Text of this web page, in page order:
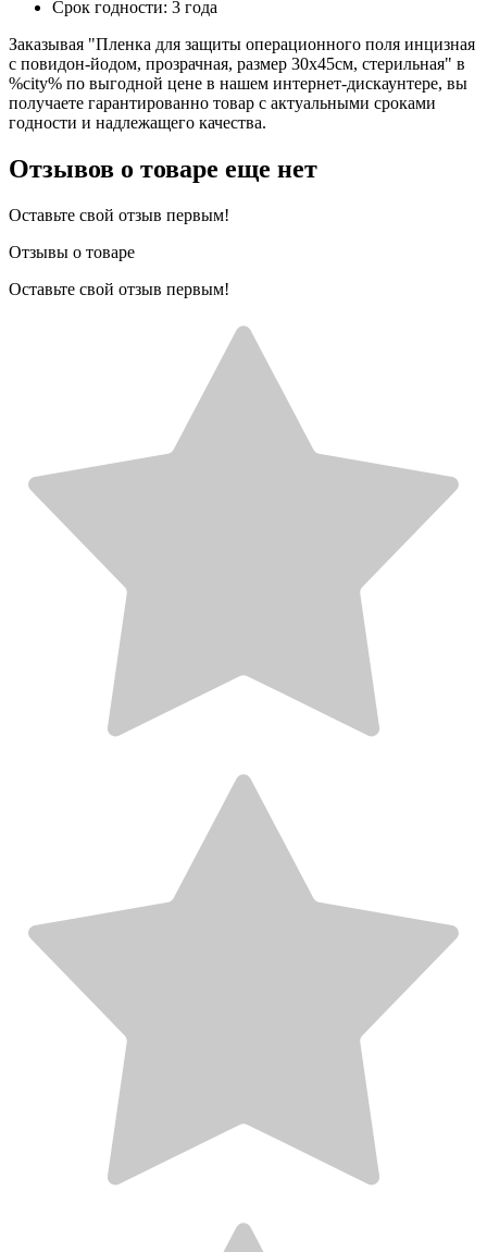
Срок годности: 3 года
Заказывая "Пленка для защиты операционного поля инцизная
с повидон-йодом, прозрачная, размер 30х45см, стерильная" в
%city% по выгодной цене в нашем интернет-дискаунтере, вы
получаете гарантированно товар с актуальными сроками
годности и надлежащего качества.
Отзывов о товаре еще нет
Оставьте свой отзыв первым!
Отзывы о товаре
Оставьте свой отзыв первым!